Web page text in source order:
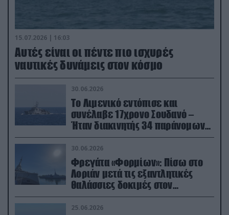
15.07.2026 | 16:03
Aυτές είναι οι πέντε πιο ισχυρές
ναυτικές δυνάμεις στον κόσμο
30.06.2026
Το Λιμενικό εντόπισε και
συνέλαβε 17χρονο Σουδανό –
Ήταν διακινητής 34 παράνομων
μεταναστών
30.06.2026
Φρεγάτα «Φορμίων»: Πίσω στο
Λοριάν μετά τις εξαντλητικές
θαλάσσιες δοκιμές στον
απαιτητικό Βισκαϊκό
25.06.2026